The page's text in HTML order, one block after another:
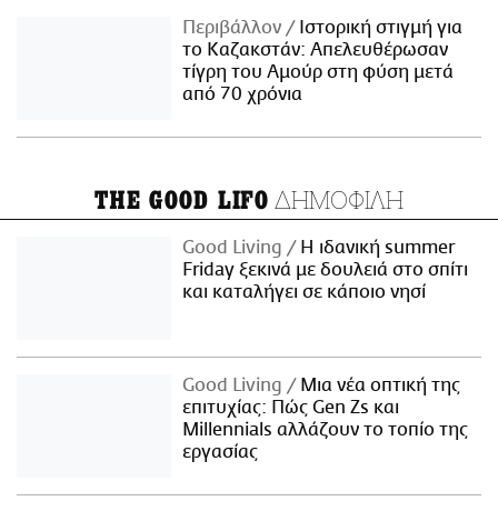
Περιβάλλον
Ιστορική στιγμή για
το Καζακστάν: Απελευθέρωσαν
τίγρη του Αμούρ στη φύση μετά
από 70 χρόνια
THE GOOD LIFO ΔΗΜΟΦΙΛΗ
Good Living
Η ιδανική summer
Friday ξεκινά με δουλειά στο σπίτι
και καταλήγει σε κάποιο νησί
Good Living
Μια νέα οπτική της
επιτυχίας: Πώς Gen Zs και
Millennials αλλάζουν το τοπίο της
εργασίας